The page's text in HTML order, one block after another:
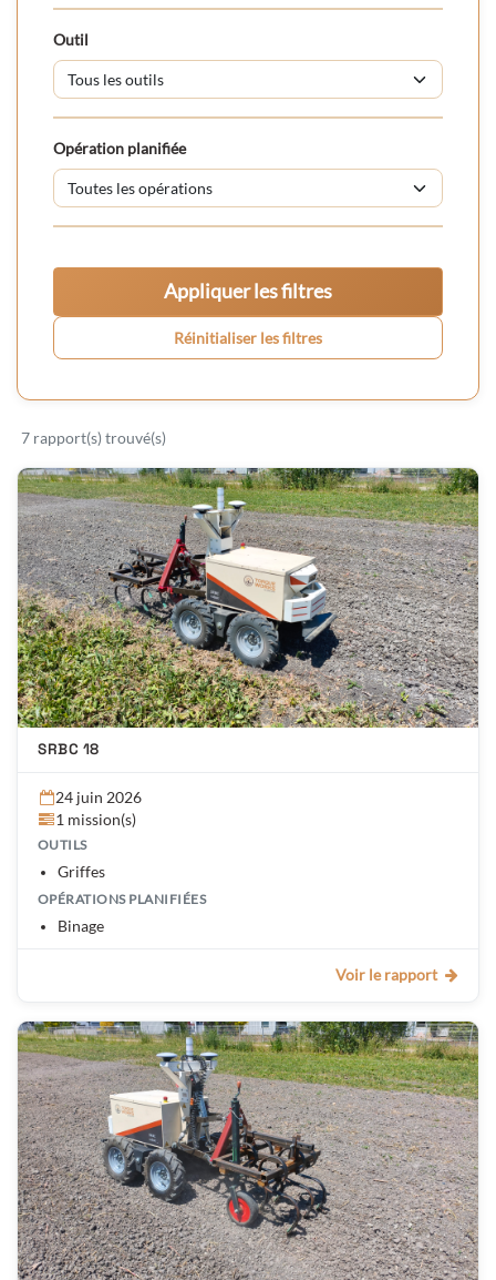
Outil
Opération planifiée
Appliquer les filtres
Réinitialiser les filtres
7 rapport(s) trouvé(s)
SRBC 18
24 juin 2026
1 mission(s)
OUTILS
Griffes
OPÉRATIONS PLANIFIÉES
Binage
Voir le rapport